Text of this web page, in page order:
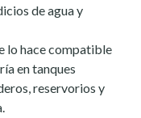
de agua y
lo hace compatible
en tanques
reservorios y